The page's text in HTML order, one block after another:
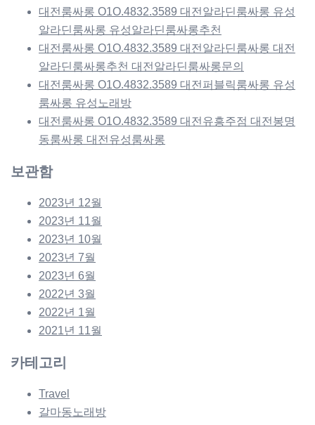
대전룸싸롱 O1O.4832.3589 대전알라딘룸싸롱 유성
알라딘룸싸롱 유성알라딘룸싸롱추천
대전룸싸롱 O1O.4832.3589 대전알라딘룸싸롱 대전
알라딘룸싸롱추천 대전알라딘룸싸롱문의
대전룸싸롱 O1O.4832.3589 대전퍼블릭룸싸롱 유성
룸싸롱 유성노래방
대전룸싸롱 O1O.4832.3589 대전유흥주점 대전봉명
동룸싸롱 대전유성룸싸롱
보관함
2023년 12월
2023년 11월
2023년 10월
2023년 7월
2023년 6월
2022년 3월
2022년 1월
2021년 11월
카테고리
Travel
갈마동노래방